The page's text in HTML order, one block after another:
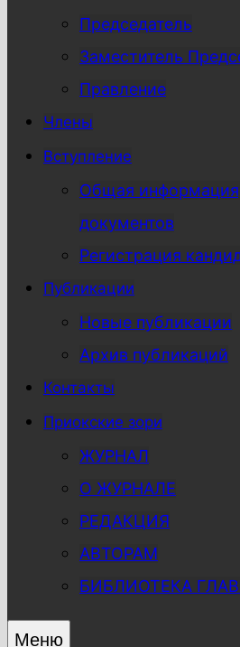
Председатель
Заместитель
Правление
Члены
Вступление
Общая
документов
Регистрация
Публикации
Новые публикации
Архив публикаций
Контакты
Приокские зори
ЖУРНАЛ
О ЖУРНАЛЕ
РЕДАКЦИЯ
АВТОРАМ
БИБЛИОТЕКА
Меню